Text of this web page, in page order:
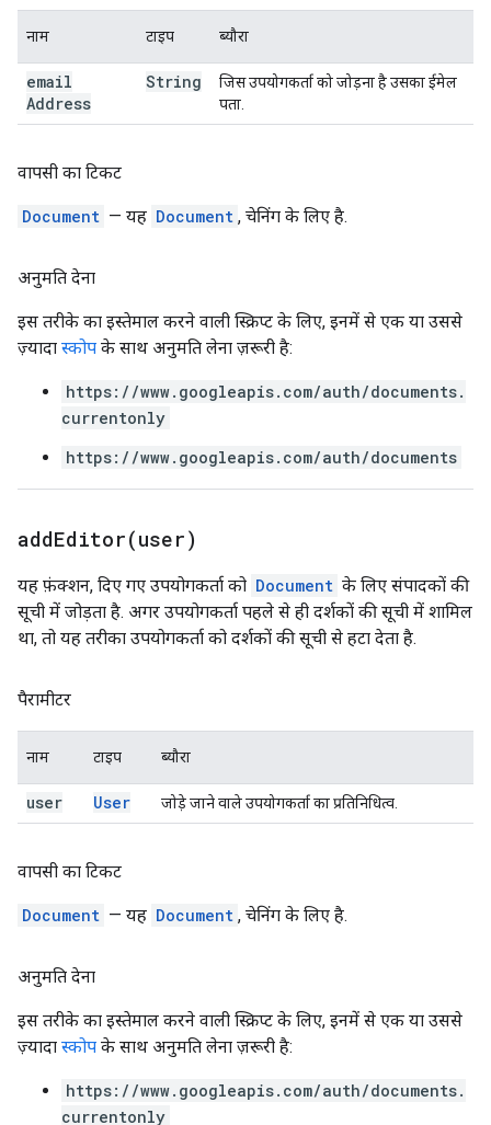
नाम टाइप ब्यौरा
email
Address
String
जिस उपयोगकर्ता को जोड़ना है उसका ईमेल
पता.
वापसी का टिकट
Document — यह Document , चेनिंग के लिए है.
अनुमति देना
इस तरीके का इस्तेमाल करने वाली स्क्रिप्ट के लिए, इनमें से एक या उससे
ज़्यादा स्कोप के साथ अनुमति लेना ज़रूरी है:
https://www.googleapis.com/auth/documents.
currentonly
https://www.googleapis.com/auth/documents
addEditor(user)
यह फ़ंक्शन, दिए गए उपयोगकर्ता को Document के लिए संपादकों की
सूची में जोड़ता है. अगर उपयोगकर्ता पहले से ही दर्शकों की सूची में शामिल
था, तो यह तरीका उपयोगकर्ता को दर्शकों की सूची से हटा देता है.
पैरामीटर
नाम टाइप ब्यौरा
user User जोड़े जाने वाले उपयोगकर्ता का प्रतिनिधित्व.
वापसी का टिकट
Document — यह Document , चेनिंग के लिए है.
अनुमति देना
इस तरीके का इस्तेमाल करने वाली स्क्रिप्ट के लिए, इनमें से एक या उससे
ज़्यादा स्कोप के साथ अनुमति लेना ज़रूरी है:
https://www.googleapis.com/auth/documents.
currentonly